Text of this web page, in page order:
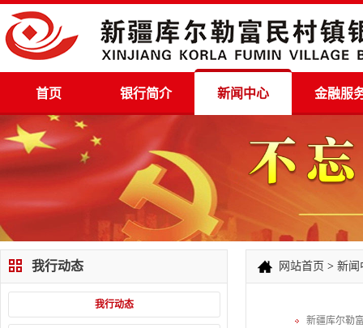
首页 银行简介 新闻中心 金融服
我行动态
我行动态
网站首页 > 新闻
新疆库尔勒